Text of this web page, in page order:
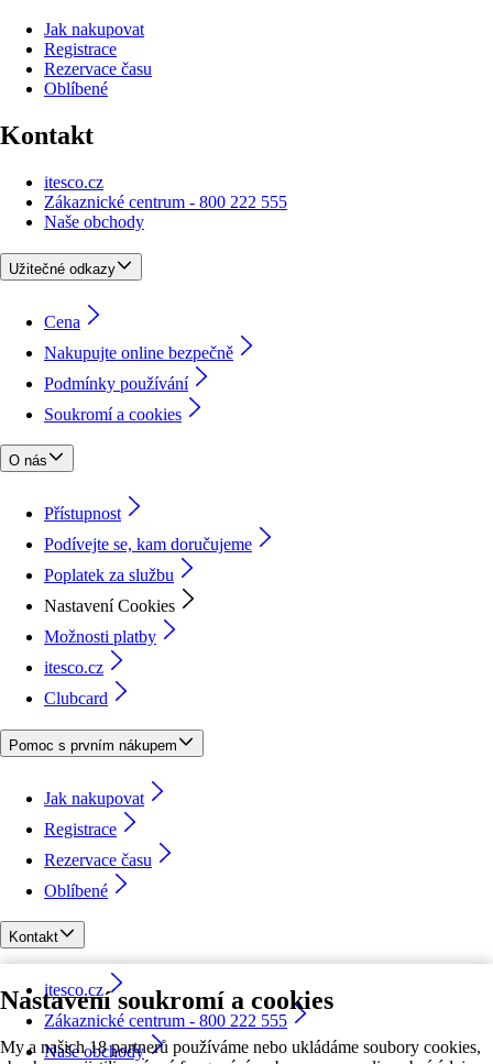
Nastavení soukromí a cookies
My a našich 18 partnerů používáme nebo ukládáme soubory cookies,
Jak nakupovat
Registrace
Rezervace času
Oblíbené
Kontakt
itesco.cz
Zákaznické centrum - 800 222 555
Naše obchody
Užitečné odkazy
Cena
Nakupujte online bezpečně
Podmínky používání
Soukromí a cookies
O nás
Přístupnost
Podívejte se, kam doručujeme
Poplatek za službu
Nastavení Cookies
Možnosti platby
itesco.cz
Clubcard
Pomoc s prvním nákupem
Jak nakupovat
Registrace
Rezervace času
Oblíbené
Kontakt
itesco.cz
Zákaznické centrum - 800 222 555
Naše obchody